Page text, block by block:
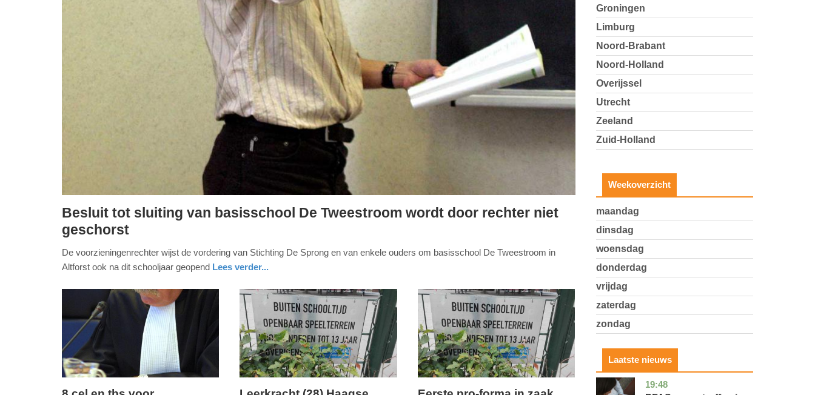
vrijdag,
1.
mei
2026
Update:
01-
05-
2026
Besluit tot sluiting van basisschool De Tweestroom wordt door rechter niet
geschorst
De voorzieningenrechter wijst de vordering van Stichting De Sprong en van enkele ouders om basisschool De Tweestroom in
Altforst ook na dit schooljaar geopend Lees verder...
Groningen
Limburg
Noord-Brabant
Noord-Holland
Overijssel
Utrecht
Zeeland
Zuid-Holland
Weekoverzicht
maandag
dinsdag
woensdag
donderdag
vrijdag
zaterdag
zondag
Laatste nieuws
19:48
utrecht
gezondheid